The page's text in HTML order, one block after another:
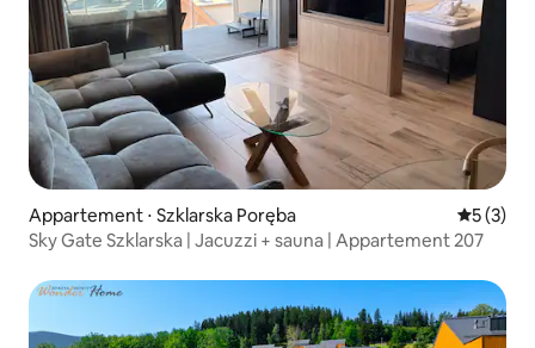
Appartement ⋅ Szklarska Poręba
5 (3)
Sky Gate Szklarska | Jacuzzi + sauna | Appartement 207